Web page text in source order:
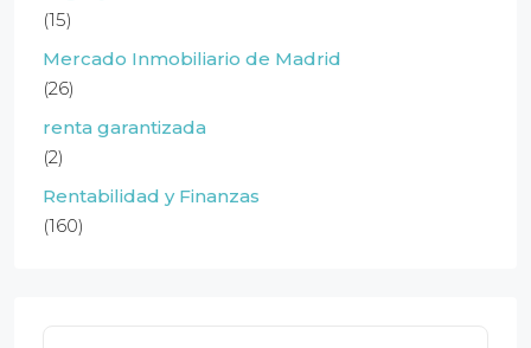
(15)
Mercado Inmobiliario de Madrid
(26)
renta garantizada
(2)
Rentabilidad y Finanzas
(160)